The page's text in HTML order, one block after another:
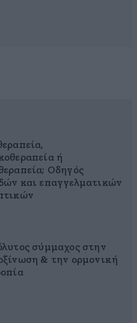
ή
Οδηγός
και επαγγελματικών
σύμμαχος στην
& την ορμονική